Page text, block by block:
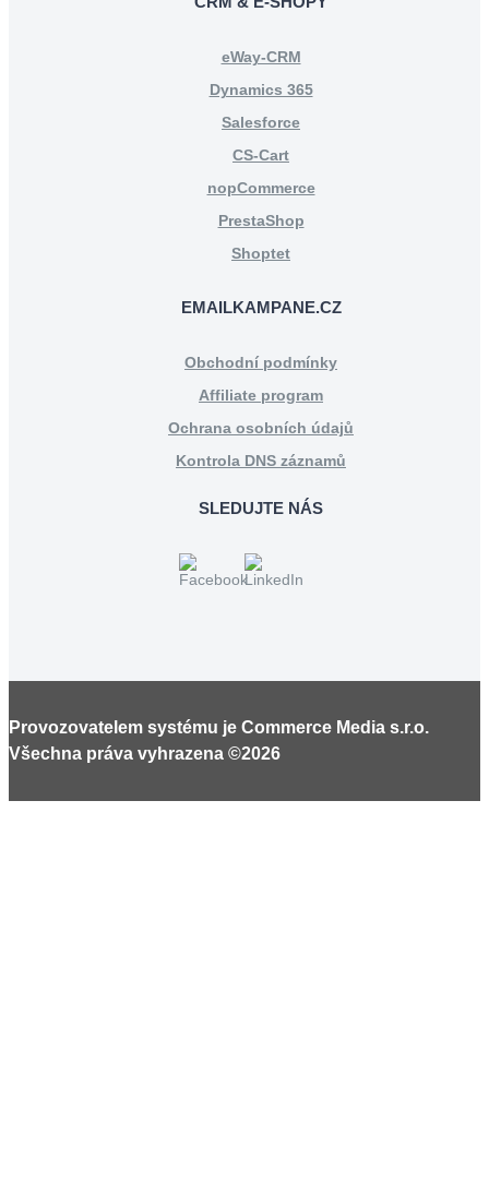
eWay-CRM
Dynamics 365
Salesforce
CS-Cart
nopCommerce
PrestaShop
Shoptet
EMAILKAMPANE.CZ
Obchodní podmínky
Affiliate program
Ochrana osobních údajů
Kontrola DNS záznamů
SLEDUJTE NÁS
Provozovatelem systému je Commerce Media s.r.o.
Všechna práva vyhrazena ©2026